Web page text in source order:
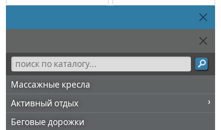
Массажные кресла
Активный отдых
Беговые дорожки